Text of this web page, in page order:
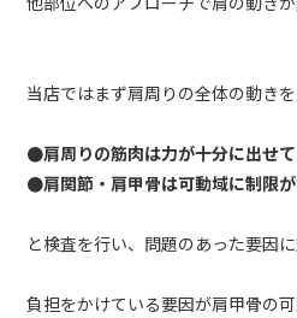
当店ではまず肩周りの全体の動き
●肩周りの筋肉は力が十分に出せて
●肩関節・肩甲骨は可動域に制限が
と検査を行い、問題のあった要因に
負担をかけている要因が肩甲骨の